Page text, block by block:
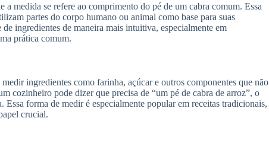
medida se refere ao comprimento do pé de um cabra comum. Essa
partes do corpo humano ou animal como base para suas
ingredientes de maneira mais intuitiva, especialmente em
prática comum.
ingredientes como farinha, açúcar e outros componentes que não
cozinheiro pode dizer que precisa de “um pé de cabra de arroz”, o
forma de medir é especialmente popular em receitas tradicionais,
crucial.